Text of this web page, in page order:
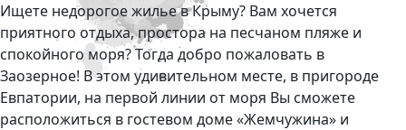
Ищете недорогое жилье в Крыму? Вам хочется
приятного отдыха, простора на песчаном пляже и
спокойного моря? Тогда добро пожаловать в
Заозерное! В этом удивительном месте, в пригороде
Евпатории, на первой линии от моря Вы сможете
расположиться в гостевом доме «Жемчужина» и